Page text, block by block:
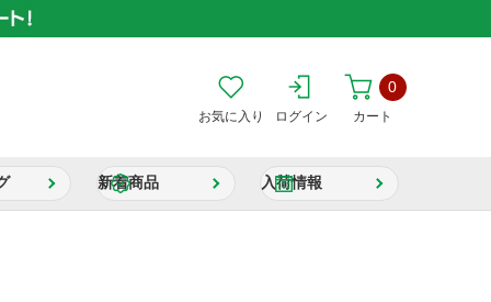
お気に入り ログイン カート
0
新着商品 入荷情報